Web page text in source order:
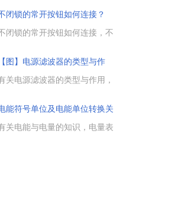
火线零线与中性线及地线有什
么区别，在使用时应注意哪些问
，让我们一起来了解下。...
闭锁的常开按钮如何连接？
闭锁的常开按钮如何连接，不
触点处于断开状态，手指按下时
内部触点处于闭合状态，手指放
，按钮自动复位断开，该按钮
。...
【图】电源滤波器的类型与作
，电
关电源滤波器的类型与作用，
源滤波器外形，交流电源滤波
器的内部电路，电源滤波器中共
电感的电路原理，AC输入整
能符号单位及电能单位转换关
关电能与电量的知识，电量表